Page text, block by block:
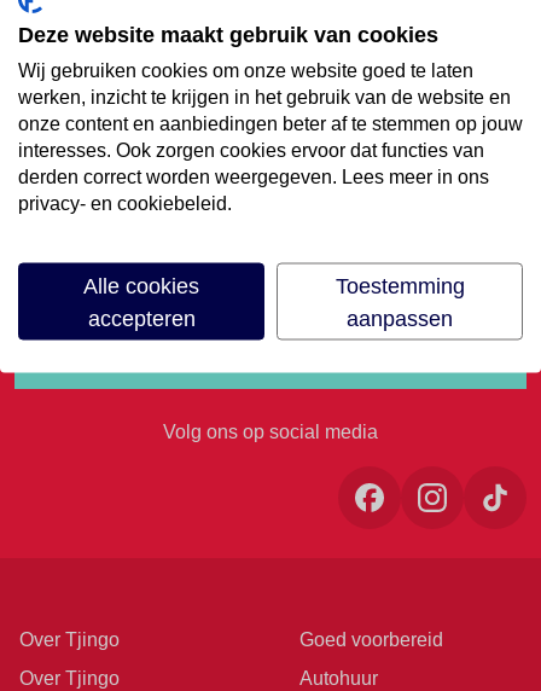
€35,- korting op je
volgende vakantie
Meld je aan voor onze nieuwsbrief
Volg ons op social media
Over Tjingo
Over Tjingo
Goed voorbereid
Autohuur
Deze website maakt gebruik van cookies
Wij gebruiken cookies om onze website goed te laten
werken, inzicht te krijgen in het gebruik van de website en
onze content en aanbiedingen beter af te stemmen op jouw
interesses. Ook zorgen cookies ervoor dat functies van
derden correct worden weergegeven. Lees meer in ons
privacy- en cookiebeleid.
Alle cookies
accepteren
Toestemming
aanpassen